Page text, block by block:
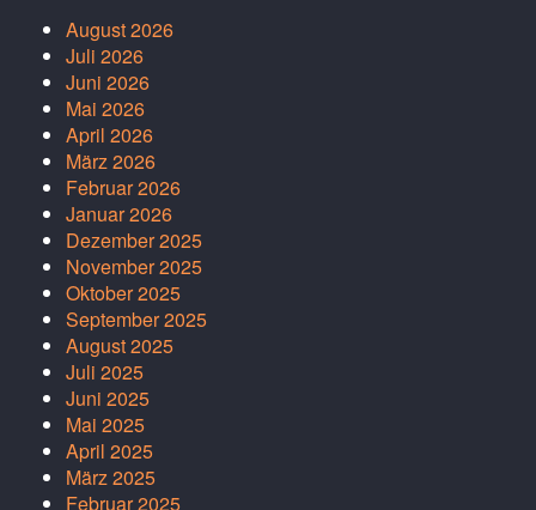
August 2026
Juli 2026
Juni 2026
Mai 2026
April 2026
März 2026
Februar 2026
Januar 2026
Dezember 2025
November 2025
Oktober 2025
September 2025
August 2025
Juli 2025
Juni 2025
Mai 2025
April 2025
März 2025
Februar 2025